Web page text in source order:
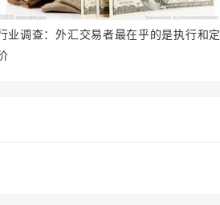
业调查：外汇交易者最在乎的是执行和定